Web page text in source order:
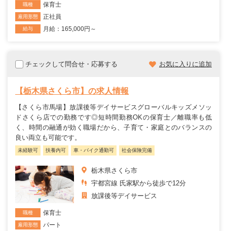
職種 保育士
雇用形態 正社員
給与 月給：165,000円～
チェックして問合せ・応募する お気に入りに追加
【栃木県さくら市】の求人情報
【さくら市馬場】放課後等デイサービスグローバルキッズメソッ
ドさくら店での勤務です◎短時間勤務OKの保育士／離職率も低
く、時間の融通が効く職場だから、子育て・家庭とのバランスの
良い両立も可能です。
未経験可 扶養内可 車・バイク通勤可 社会保険完備
栃木県さくら市
宇都宮線 氏家駅から徒歩で12分
放課後等デイサービス
職種 保育士
雇用形態 パート